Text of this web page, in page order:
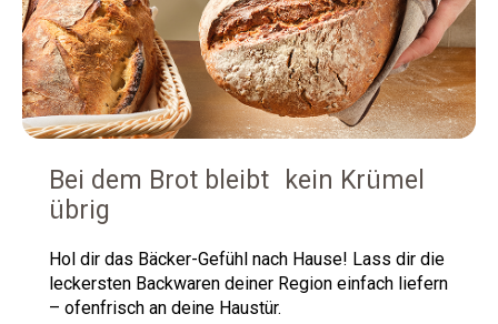
Bei dem Brot bleibt kein Krümel
übrig
Hol dir das Bäcker-Gefühl nach Hause! Lass dir die
leckersten Backwaren deiner Region einfach liefern
– ofenfrisch an deine Haustür.